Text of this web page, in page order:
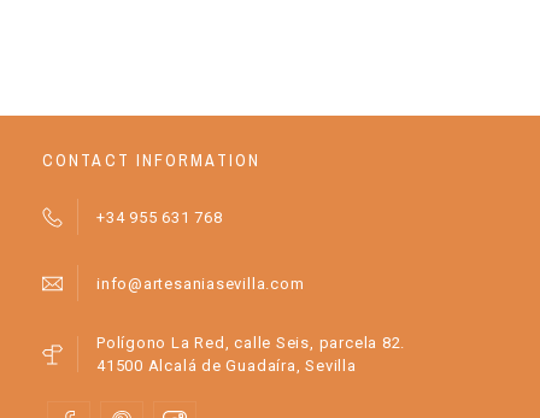
CONTACT INFORMATION
+34 955 631 768
info@artesaniasevilla.com
Polígono La Red, calle Seis, parcela 82.
41500 Alcalá de Guadaíra, Sevilla